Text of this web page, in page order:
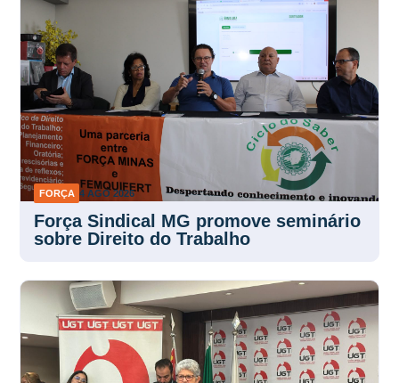
FORÇA 4 AGO 2026
Força Sindical MG promove seminário
sobre Direito do Trabalho